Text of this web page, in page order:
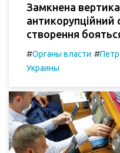
Замкнена
антикорупційний
створення
#Органы власти #
Украины